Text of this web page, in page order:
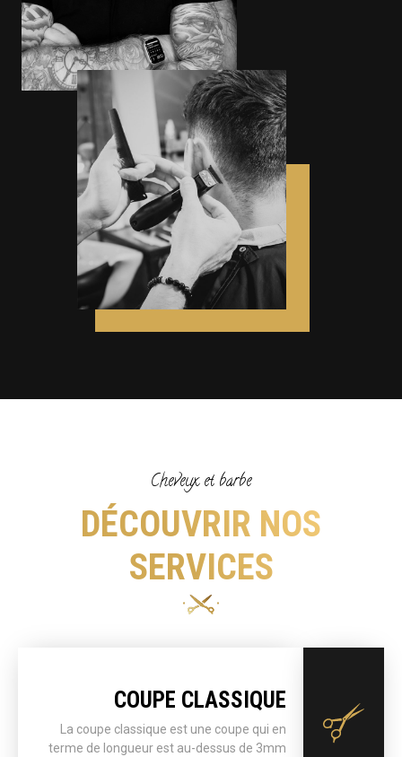
Cheveux et barbe
DÉCOUVRIR NOS
SERVICES
COUPE CLASSIQUE
La coupe classique est une coupe qui en
terme de longueur est au-dessus de 3mm